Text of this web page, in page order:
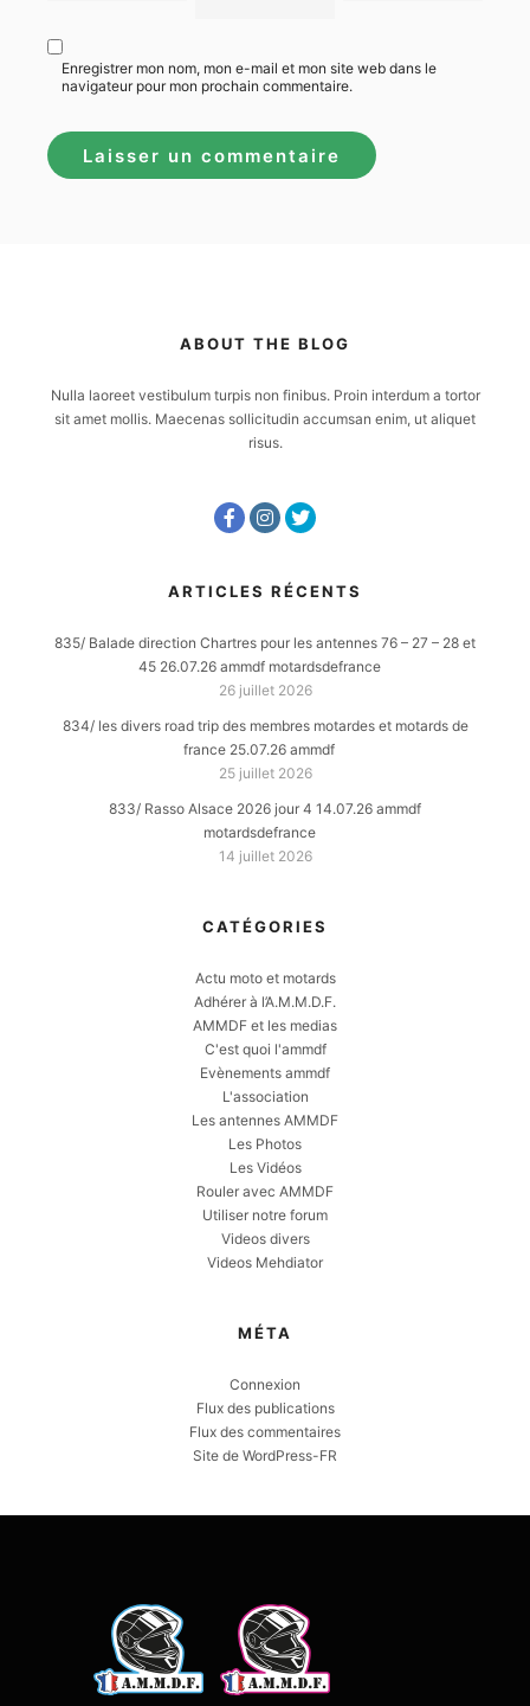
Enregistrer mon nom, mon e-mail et mon site web dans le
navigateur pour mon prochain commentaire.
ABOUT THE BLOG
Nulla laoreet vestibulum turpis non finibus. Proin interdum a tortor
sit amet mollis. Maecenas sollicitudin accumsan enim, ut aliquet
risus.
ARTICLES RÉCENTS
835/ Balade direction Chartres pour les antennes 76 – 27 – 28 et
45 26.07.26 ammdf motardsdefrance
26 juillet 2026
834/ les divers road trip des membres motardes et motards de
france 25.07.26 ammdf
25 juillet 2026
833/ Rasso Alsace 2026 jour 4 14.07.26 ammdf
motardsdefrance
14 juillet 2026
CATÉGORIES
Actu moto et motards
Adhérer à l’A.M.M.D.F.
AMMDF et les medias
C'est quoi l'ammdf
Evènements ammdf
L'association
Les antennes AMMDF
Les Photos
Les Vidéos
Rouler avec AMMDF
Utiliser notre forum
Videos divers
Videos Mehdiator
MÉTA
Connexion
Flux des publications
Flux des commentaires
Site de WordPress-FR